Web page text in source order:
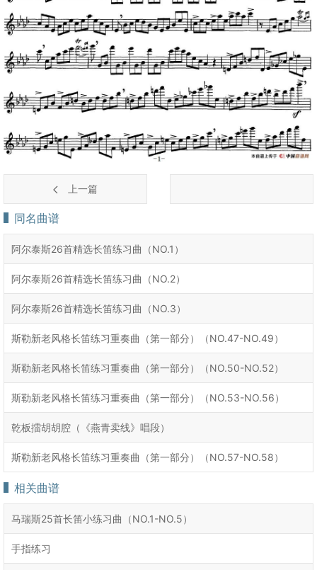
上一篇
同名曲谱
阿尔泰斯26首精选长笛练习曲（NO.1）
阿尔泰斯26首精选长笛练习曲（NO.2）
阿尔泰斯26首精选长笛练习曲（NO.3）
斯勒新老风格长笛练习重奏曲（第一部分）（NO.47-NO.49）
斯勒新老风格长笛练习重奏曲（第一部分）（NO.50-NO.52）
斯勒新老风格长笛练习重奏曲（第一部分）（NO.53-NO.56）
乾板擂胡胡腔（《燕青卖线》唱段）
斯勒新老风格长笛练习重奏曲（第一部分）（NO.57-NO.58）
相关曲谱
马瑞斯25首长笛小练习曲（NO.1-NO.5）
手指练习